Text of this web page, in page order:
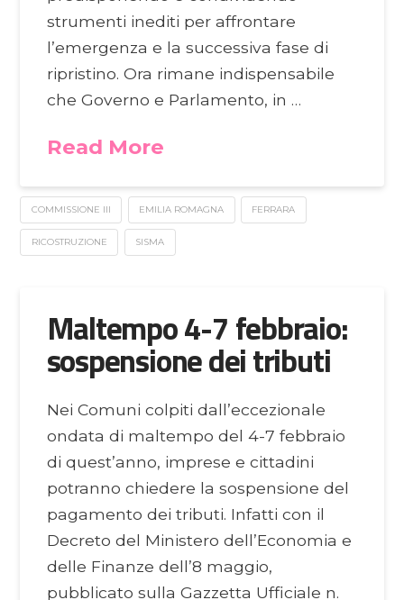
strumenti inediti per affrontare
l’emergenza e la successiva fase di
ripristino. Ora rimane indispensabile
che Governo e Parlamento, in …
Read More
COMMISSIONE III EMILIA ROMAGNA FERRARA
RICOSTRUZIONE SISMA
Maltempo 4-7 febbraio:
sospensione dei tributi
Nei Comuni colpiti dall’eccezionale
ondata di maltempo del 4-7 febbraio
di quest’anno, imprese e cittadini
potranno chiedere la sospensione del
pagamento dei tributi. Infatti con il
Decreto del Ministero dell’Economia e
delle Finanze dell’8 maggio,
pubblicato sulla Gazzetta Ufficiale n.